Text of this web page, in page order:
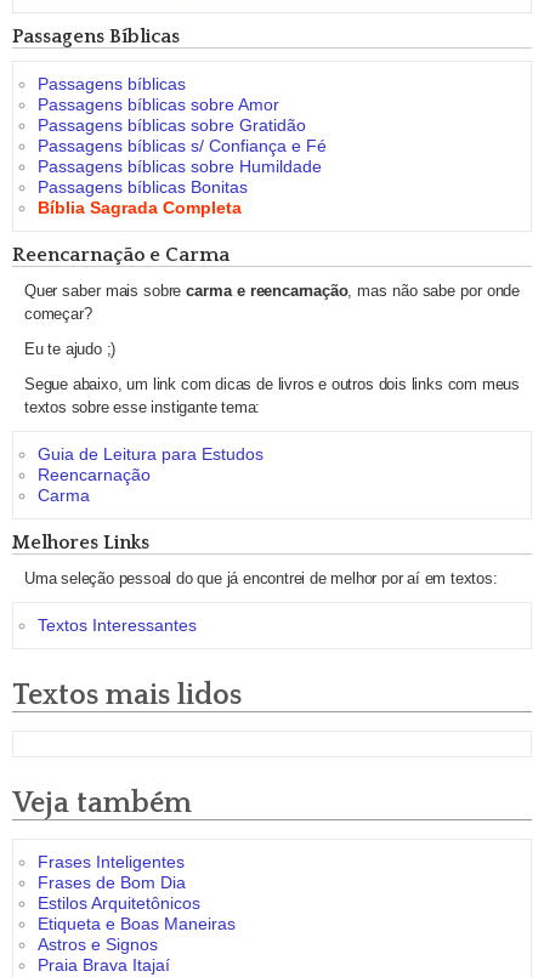
Passagens Bíblicas
Passagens bíblicas
Passagens bíblicas sobre Amor
Passagens bíblicas sobre Gratidão
Passagens bíblicas s/ Confiança e Fé
Passagens bíblicas sobre Humildade
Passagens bíblicas Bonitas
Bíblia Sagrada Completa
Reencarnação e Carma
Quer saber mais sobrecarma e reencarnação, mas não sabe por onde
começar?
Eu te ajudo ;)
Segue abaixo, um link com dicas de livros e outros dois links com meus
textos sobre esse instigante tema:
Guia de Leitura para Estudos
Reencarnação
Carma
Melhores Links
Uma seleção pessoal do que já encontrei de melhor por aí em textos:
Textos Interessantes
Textos mais lidos
Veja também
Frases Inteligentes
Frases de Bom Dia
Estilos Arquitetônicos
Etiqueta e Boas Maneiras
Astros e Signos
Praia Brava Itajaí